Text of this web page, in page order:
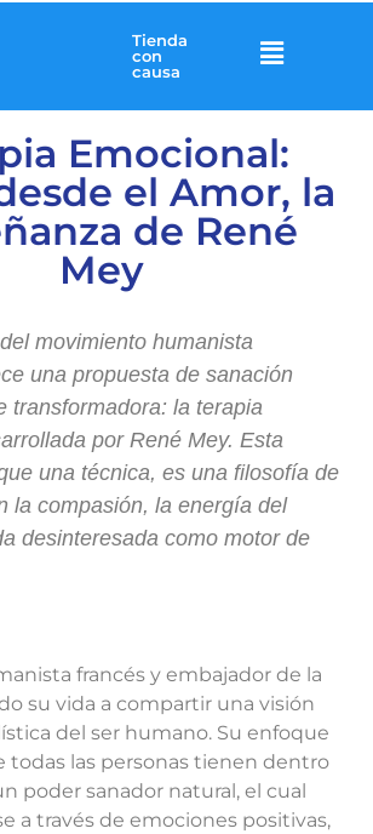
Tienda
con
causa
Emocional:
el Amor, la
de René
Mey
movimiento humanista
una propuesta de sanación
transformadora: la terapia
por René Mey. Esta
una técnica, es una filosofía de
la compasión, la energía del
desinteresada como motor de
francés y embajador de la
su vida a compartir una visión
del ser humano. Su enfoque
todas las personas tienen dentro
poder sanador natural, el cual
a través de emociones positivas,